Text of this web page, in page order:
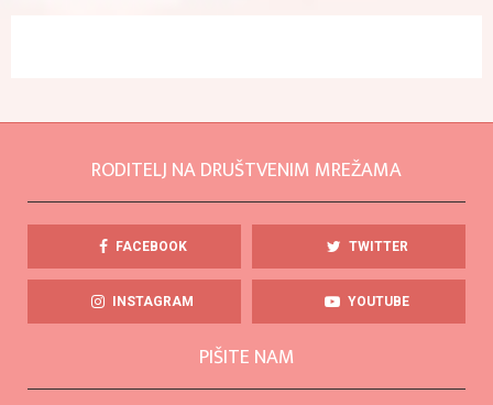
RODITELJ NA DRUŠTVENIM MREŽAMA
FACEBOOK TWITTER
INSTAGRAM YOUTUBE
PIŠITE NAM